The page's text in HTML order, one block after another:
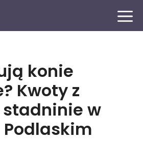
MENU
konie
Kwoty z
w